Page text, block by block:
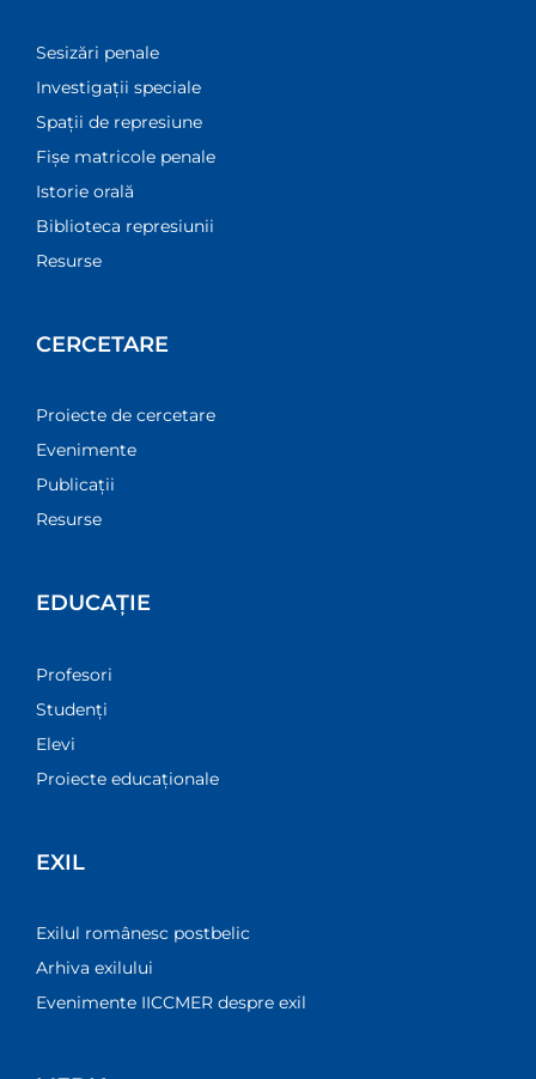
Sesizări penale
Investigații speciale
Spații de represiune
Fișe matricole penale
Istorie orală
Biblioteca represiunii
Resurse
CERCETARE
Proiecte de cercetare
Evenimente
Publicații
Resurse
EDUCAȚIE
Profesori
Studenți
Elevi
Proiecte educaționale
EXIL
Exilul românesc postbelic
Arhiva exilului
Evenimente IICCMER despre exil